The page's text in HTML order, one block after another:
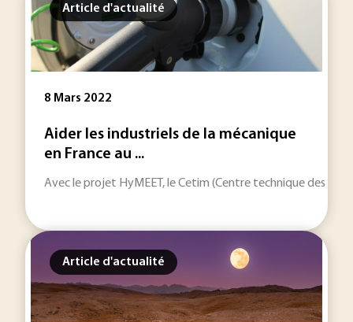
Article d'actualité
8 Mars 2022
Aider les industriels de la mécanique
en France au ...
Avec le projet HyMEET, le Cetim (Centre technique des
Article d'actualité